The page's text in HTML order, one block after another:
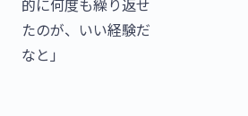
的に何度も繰り返せ
たのが、いい経験だ
なと」